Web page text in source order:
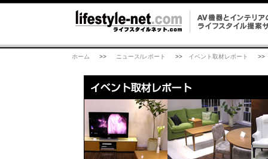
ホーム >> ニュース/レポート >> イベント取材レポート >>